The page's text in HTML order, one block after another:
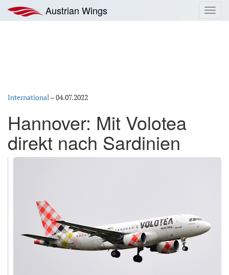
Inhalt
springen
Austrian Wings
International–04.07.2022
Hannover: Mit Volotea
direkt nach Sardinien